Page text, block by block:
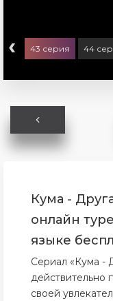
‹ 43 серия 44
Кума -
онлайн
языке
Сериал «Кума -
действительно
своей